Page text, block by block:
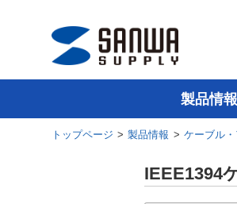
製品情報
トップページ >製品情報 > ケーブル
IEEE1394